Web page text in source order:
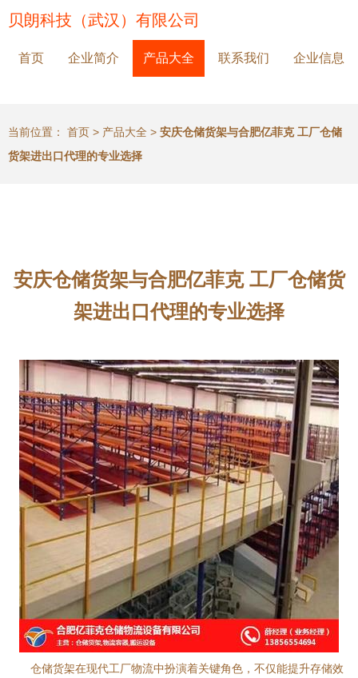
贝朗科技（武汉）有限公司
首页 企业简介 产品大全 联系我们 企业信息
当前位置： 首页 > 产品大全 > 安庆仓储货架与合肥亿菲克 工厂仓储
货架进出口代理的专业选择
安庆仓储货架与合肥亿菲克 工厂仓储货
架进出口代理的专业选择
仓储货架在现代工厂物流中扮演着关键角色，不仅能提升存储效